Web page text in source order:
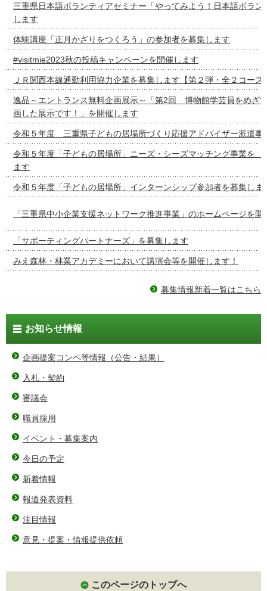
三重県日本語ボランティアセミナー「やってみよう！日本語ボラン
します
体験講座「正月かざりをつくろう」の参加者を募集します
#visitmie2023秋の投稿キャンペーンを開催します
ＪＲ関西本線通勤利用協力企業を募集します【第２弾・全２コース
逸品～エントランス無料企画展示～「第2回 博物館学芸員をめざ
画した展示です！」を開催します
令和５年度 三重県子どもの居場所づくり応援アドバイザー派遣事
令和５年度「子どもの居場所」ニーズ・シーズマッチング
ます
令和５年度「子どもの居場所」インターンシップ参加者を募集しま
「三重県中小企業支援ネットワーク推進事業」のホームページを開
「サポーティングパートナーズ」を募集します
みえ森林・林業アカデミーにおいて講演会等を開催します！
募集情報新着一覧はこちら
お知らせ情報
企画提案コンペ等情報（公告・結果）
入札・契約
審議会
職員採用
イベント・募集案内
今日の予定
新着情報
報道発表資料
注目情報
意見・提案・情報提供依頼
このページのトップへ